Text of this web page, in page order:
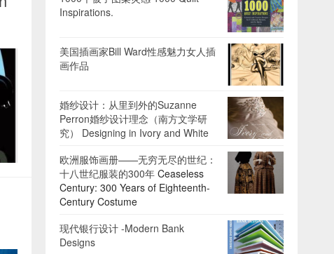
Inspirations.
美国插画家Bill Ward性感魅力女人插
画作品
婚纱设计：从里到外的Suzanne
Perron婚纱设计理念（南方文学研
究） Designing in Ivory and White
欧洲服饰画册——无穷无尽的世纪：
十八世纪服装的300年 Ceaseless
Century: 300 Years of Eighteenth-
Century Costume
现代银行设计 -Modern Bank
Designs